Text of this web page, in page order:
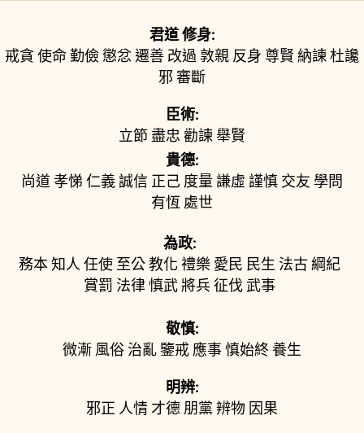
君道 修身:
戒貪使命勤儉懲忿 遷善 改過 敦親 反身 尊賢納諫 杜讒
邪 審斷
臣術:
立節盡忠 勸諫 舉賢
貴德:
尚道 孝悌 仁義 誠信 正己 度量 謙虛 謹慎 交友 學問
有恆 處世
為政:
務本知人 任使 至公教化 禮樂 愛民 民生 法古 綱紀
賞罰 法律慎武將兵征伐 武事
敬慎:
微漸 風俗 治亂鑒戒 應事慎始終養生
明辨:
邪正 人情才德 朋黨 辨物 因果